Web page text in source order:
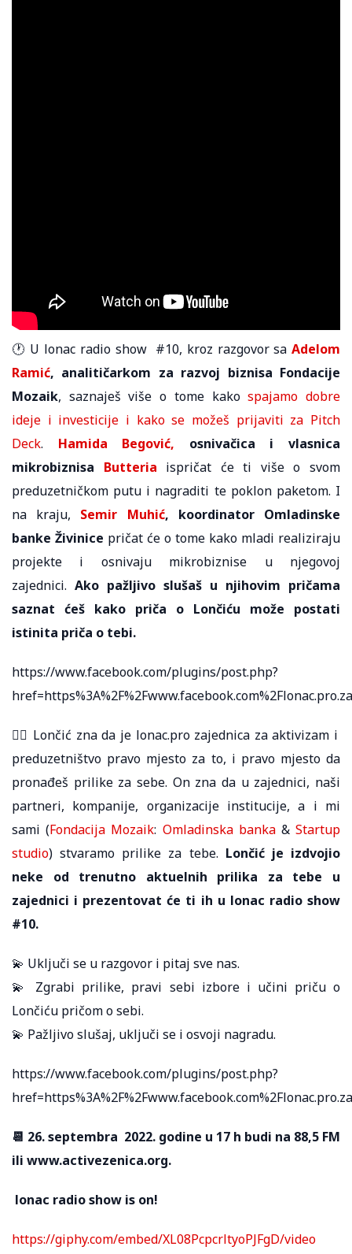
🕐 U lonac radio show #10, kroz razgovor sa Adelom
Ramić, analitičarkom za razvoj biznisa Fondacije
Mozaik, saznaješ više o tome kakospajamo dobre
ideje i investicije i kako se možeš prijaviti za Pitch
Deck. Hamida Begović, osnivačica i vlasnica
mikrobiznisa Butteria ispričat će ti više o svom
preduzetničkom putu i nagraditi te poklon paketom. I
na kraju, Semir Muhić, koordinator Omladinske
banke Živinice pričat će o tome kako mladi realiziraju
projekte i osnivaju mikrobiznise u njegovoj
zajednici. Ako pažljivo slušaš u njihovim pričama
saznat ćeš kako priča o Lončiću može postati
istinita priča o tebi.
https://www.facebook.com/plugins/post.php?
🦹‍♀️ Lončić zna da je lonac.pro zajednica za aktivizam i
preduzetništvo pravo mjesto za to, i pravo mjesto da
pronađeš prilike za sebe. On zna da u zajednici, naši
partneri, kompanije, organizacije institucije, a i mi
sami (Fondacija Mozaik: Omladinska banka&Startup
studio) stvaramo prilike za tebe. Lončić je izdvojio
neke od trenutno aktuelnih prilika za tebe u
zajednici i prezentovat će ti ih u lonac radio show
#10.
💫 Uključi se u razgovor i pitaj sve nas.
💫 Zgrabi prilike, pravi sebi izbore i učini priču o
Lončiću pričom o sebi.
💫 Pažljivo slušaj, uključi se i osvoji nagradu.
https://www.facebook.com/plugins/post.php?
📆 26. septembra 2022. godine u 17 h budi na 88,5 FM
ili www.activezenica.org.
lonac radio show is on!
https://giphy.com/embed/XL08PcpcrltyoPJFgD/video